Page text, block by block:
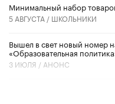
Минимальный набор
5 АВГУСТА / ШКОЛЬНИКИ
Вышел в свет новый номер
«Образовательная
3 ИЮЛЯ / АНОНС